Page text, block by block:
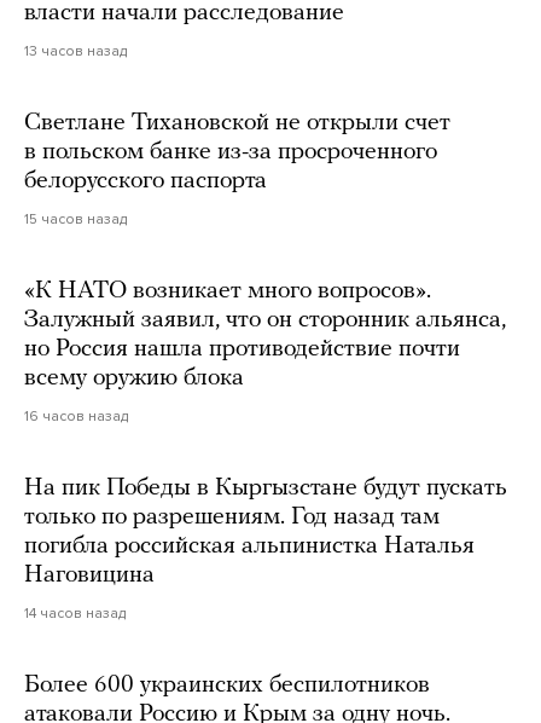
власти начали расследование
13 часов назад
Светлане Тихановской не открыли счет
в польском банке из-за просроченного
белорусского паспорта
15 часов назад
«К НАТО возникает много вопросов».
Залужный заявил, что он сторонник альянса,
но Россия нашла противодействие почти
всему оружию блока
16 часов назад
На пик Победы в Кыргызстане будут пускать
только по разрешениям. Год назад там
погибла российская альпинистка Наталья
Наговицина
14 часов назад
Более 600 украинских беспилотников
атаковали Россию и Крым за одну ночь.